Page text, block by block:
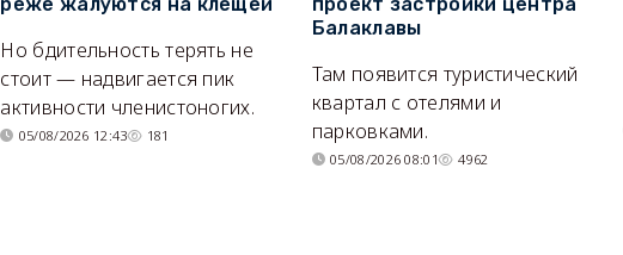
реже жалуются на клещей
Но бдительность терять не
стоит — надвигается пик
активности членистоногих.
05/08/2026 12:43 181
проект застройки центра
Балаклавы
Там появится туристический
квартал с отелями и
парковками.
05/08/2026 08:01 4962